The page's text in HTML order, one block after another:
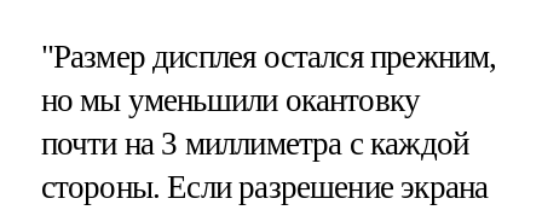
"Размер дисплея остался прежним,
но мы уменьшили окантовку
почти на 3 миллиметра с каждой
стороны. Если разрешение экрана